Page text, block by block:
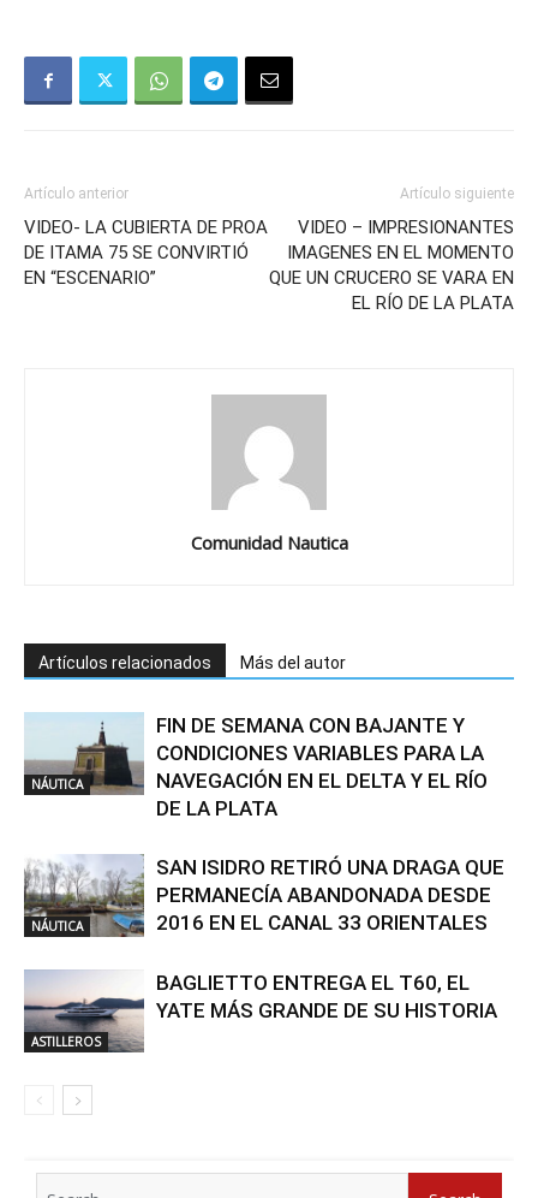
Artículo anterior
VIDEO- LA CUBIERTA DE PROA
DE ITAMA 75 SE CONVIRTIÓ
EN “ESCENARIO”
Artículo siguiente
VIDEO – IMPRESIONANTES
IMAGENES EN EL MOMENTO
QUE UN CRUCERO SE VARA EN
EL RÍO DE LA PLATA
Comunidad Nautica
Artículos relacionados Más del autor
NÁUTICA
FIN DE SEMANA CON BAJANTE Y
CONDICIONES VARIABLES PARA LA
NAVEGACIÓN EN EL DELTA Y EL RÍO
DE LA PLATA
NÁUTICA
SAN ISIDRO RETIRÓ UNA DRAGA QUE
PERMANECÍA ABANDONADA DESDE
2016 EN EL CANAL 33 ORIENTALES
ASTILLEROS
BAGLIETTO ENTREGA EL T60, EL
YATE MÁS GRANDE DE SU HISTORIA